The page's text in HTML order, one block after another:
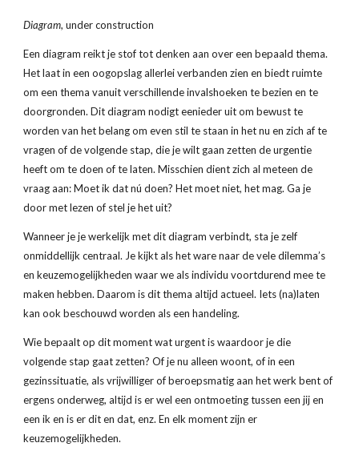
Diagram, under construction
Een diagram reikt je stof tot denken aan over een bepaald thema.
Het laat in een oogopslag allerlei verbanden zien en biedt ruimte
om een thema vanuit verschillende invalshoeken te bezien en te
doorgronden. Dit diagram nodigt eenieder uit om bewust te
worden van het belang om even stil te staan in het nu en zich af te
vragen of de volgende stap, die je wilt gaan zetten de urgentie
heeft om te doen of te laten. Misschien dient zich al meteen de
vraag aan: Moet ik dat nú doen? Het moet niet, het mag. Ga je
door met lezen of stel je het uit?
Wanneer je je werkelijk met dit diagram verbindt, sta je zelf
onmiddellijk centraal. Je kijkt als het ware naar de vele dilemma’s
en keuzemogelijkheden waar we als individu voortdurend mee te
maken hebben. Daarom is dit thema altijd actueel. Iets (na)laten
kan ook beschouwd worden als een handeling.
Wie bepaalt op dit moment wat urgent is waardoor je die
volgende stap gaat zetten? Of je nu alleen woont, of in een
gezinssituatie, als vrijwilliger of beroepsmatig aan het werk bent of
ergens onderweg, altijd is er wel een ontmoeting tussen een jij en
een ik en is er dit en dat, enz. En elk moment zijn er
keuzemogelijkheden.